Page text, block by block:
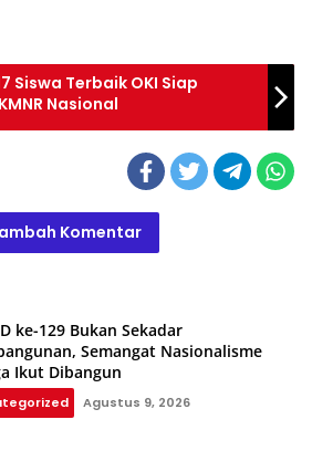
Siswa Terbaik OKI Siap
Nasional
Komentar
ke-129 Bukan Sekadar
Semangat Nasionalisme
Ikut Dibangun
Agustus 9, 2026